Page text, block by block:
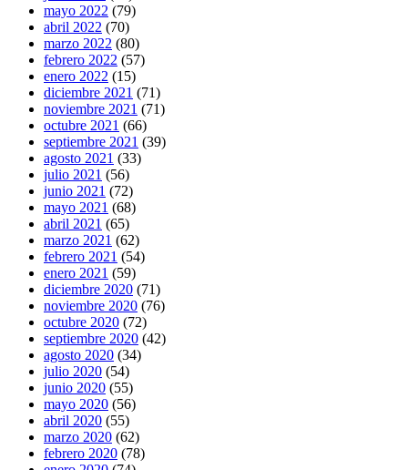
mayo 2022 (79)
abril 2022 (70)
marzo 2022 (80)
febrero 2022 (57)
enero 2022 (15)
diciembre 2021 (71)
noviembre 2021 (71)
octubre 2021 (66)
septiembre 2021 (39)
agosto 2021 (33)
julio 2021 (56)
junio 2021 (72)
mayo 2021 (68)
abril 2021 (65)
marzo 2021 (62)
febrero 2021 (54)
enero 2021 (59)
diciembre 2020 (71)
noviembre 2020 (76)
octubre 2020 (72)
septiembre 2020 (42)
agosto 2020 (34)
julio 2020 (54)
junio 2020 (55)
mayo 2020 (56)
abril 2020 (55)
marzo 2020 (62)
febrero 2020 (78)